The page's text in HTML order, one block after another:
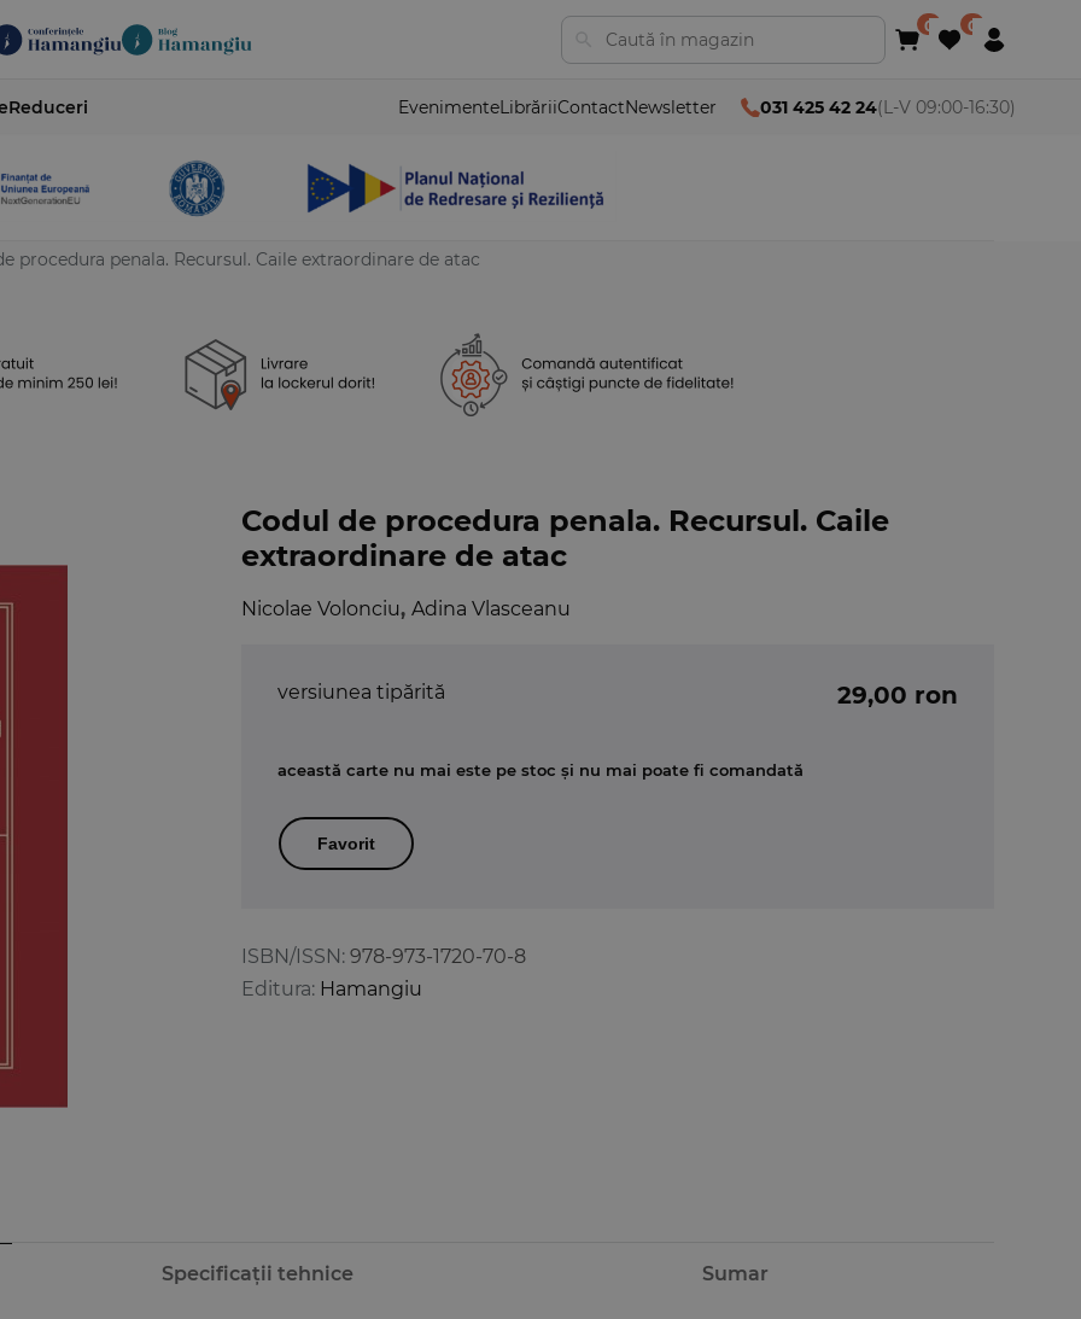
Reduceri EvenimenteLibrăriiContactNewsletter 031 425 42 24(L-V 09:00-16:30)
procedura penala. Recursul. Caile extraordinare de atac
Codul de procedura penala. Recursul. Caile
extraordinare de atac
Nicolae Volonciu, Adina Vlasceanu
ISBN/ISSN: 978-973-1720-70-8
Editura: Hamangiu
versiunea tipărită 29,00 ron
această carte nu mai este pe stoc și nu mai poate fi comandată
Favorit
Specificații tehnice Sumar